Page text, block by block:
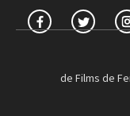
de Films de